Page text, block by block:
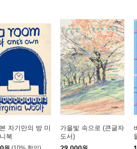
자기만의 방 미
북
가을빛 속으로 (큰글자
도서)